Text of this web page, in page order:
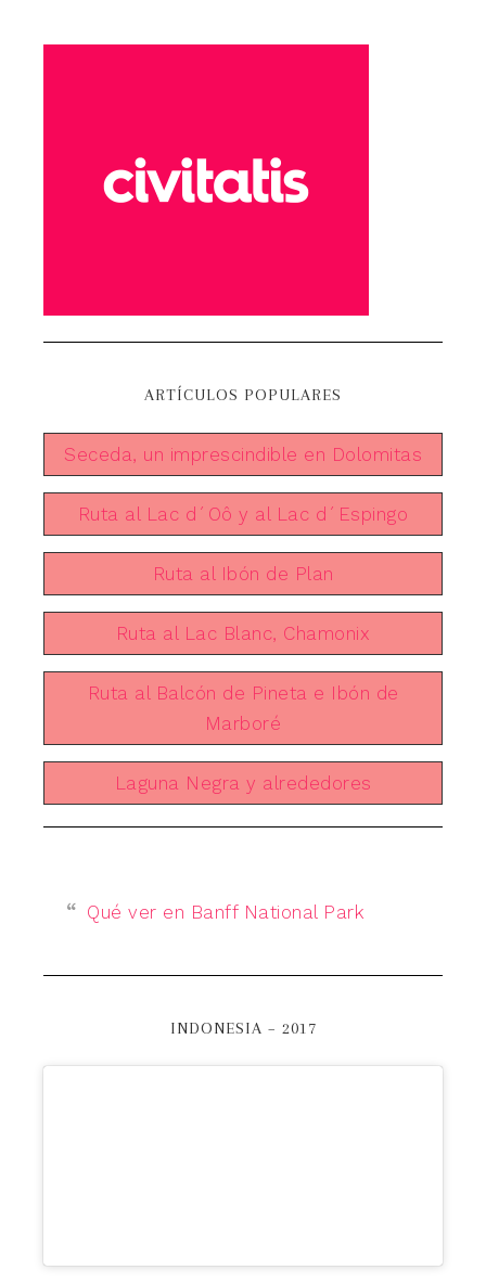
ARTÍCULOS POPULARES
Seceda, un imprescindible en Dolomitas
Ruta al Lac d´Oô y al Lac d´Espingo
Ruta al Ibón de Plan
Ruta al Lac Blanc, Chamonix
Ruta al Balcón de Pineta e Ibón de
Marboré
Laguna Negra y alrededores
Qué ver en Banff National Park
INDONESIA – 2017